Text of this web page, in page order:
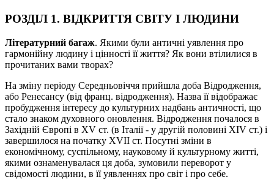
РОЗДІЛ 1. ВІДКРИТТЯ СВІТУ І ЛЮДИНИ
Літературний багаж. Якими були античні уявлення про
гармонійну людину і цінності її життя? Як вони втілилися в
прочитаних вами творах?
На зміну періоду Середньовіччя прийшла доба Відродження,
або Ренесансу (від франц. відродження). Назва її відображає
пробудження інтересу до культурних надбань античності, що
стало знаком духовного оновлення. Відродження почалося в
Західній Європі в XV ст. (в Італії - у другій половині XIV ст.) і
завершилося на початку XVII ст. Посутні зміни в
економічному, суспільному, науковому й культурному житті,
якими ознаменувалася ця доба, зумовили переворот у
свідомості людини, в її уявленнях про світ і про себе.